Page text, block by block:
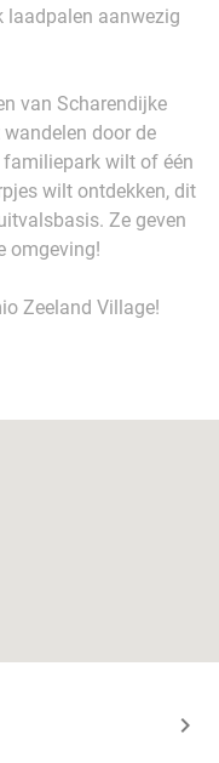
laadpalen aanwezig
van Scharendijke
door de
familiepark wilt of één
wilt ontdekken, dit
Ze geven
omgeving!
Zeeland Village!